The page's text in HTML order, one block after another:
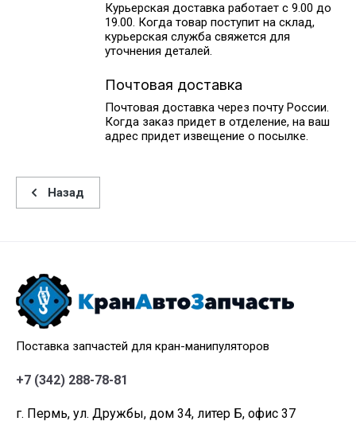
Курьерская доставка работает с 9.00 до
19.00. Когда товар поступит на склад,
курьерская служба свяжется для
уточнения деталей.
Почтовая доставка
Почтовая доставка через почту России.
Когда заказ придет в отделение, на ваш
адрес придет извещение о посылке.
Назад
Поставка запчастей для кран-манипуляторов
+7 (342) 288-78-81
г. Пермь, ул. Дружбы, дом 34, литер Б, офис 37